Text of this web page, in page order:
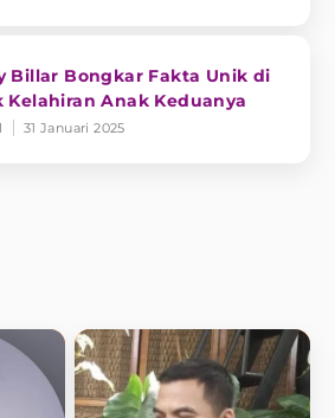
Billar Bongkar Fakta Unik di
Kelahiran Anak Keduanya
31 Januari 2025